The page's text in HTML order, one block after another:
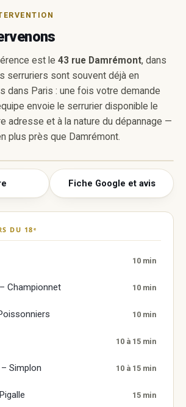
est le 43 rue Damrémont, dans
serruriers sont souvent déjà en
dans Paris : une fois votre demande
envoie le serrurier disponible le
adresse et à la nature du dépannage —
plus près que Damrémont.
la carte Google
qu'à votre demande :
ses avis.
Fiche Google et avis
DU 18ᵉ
10 min
Championnet 10 min
10 min
10 à 15 min
Simplon 10 à 15 min
15 min